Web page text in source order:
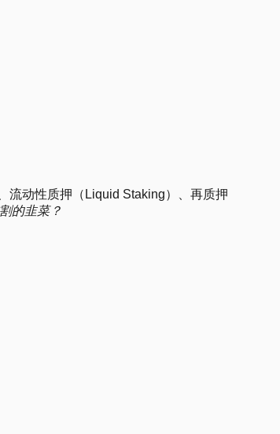
动性质押（Liquid Staking）、再质押
的韭菜？